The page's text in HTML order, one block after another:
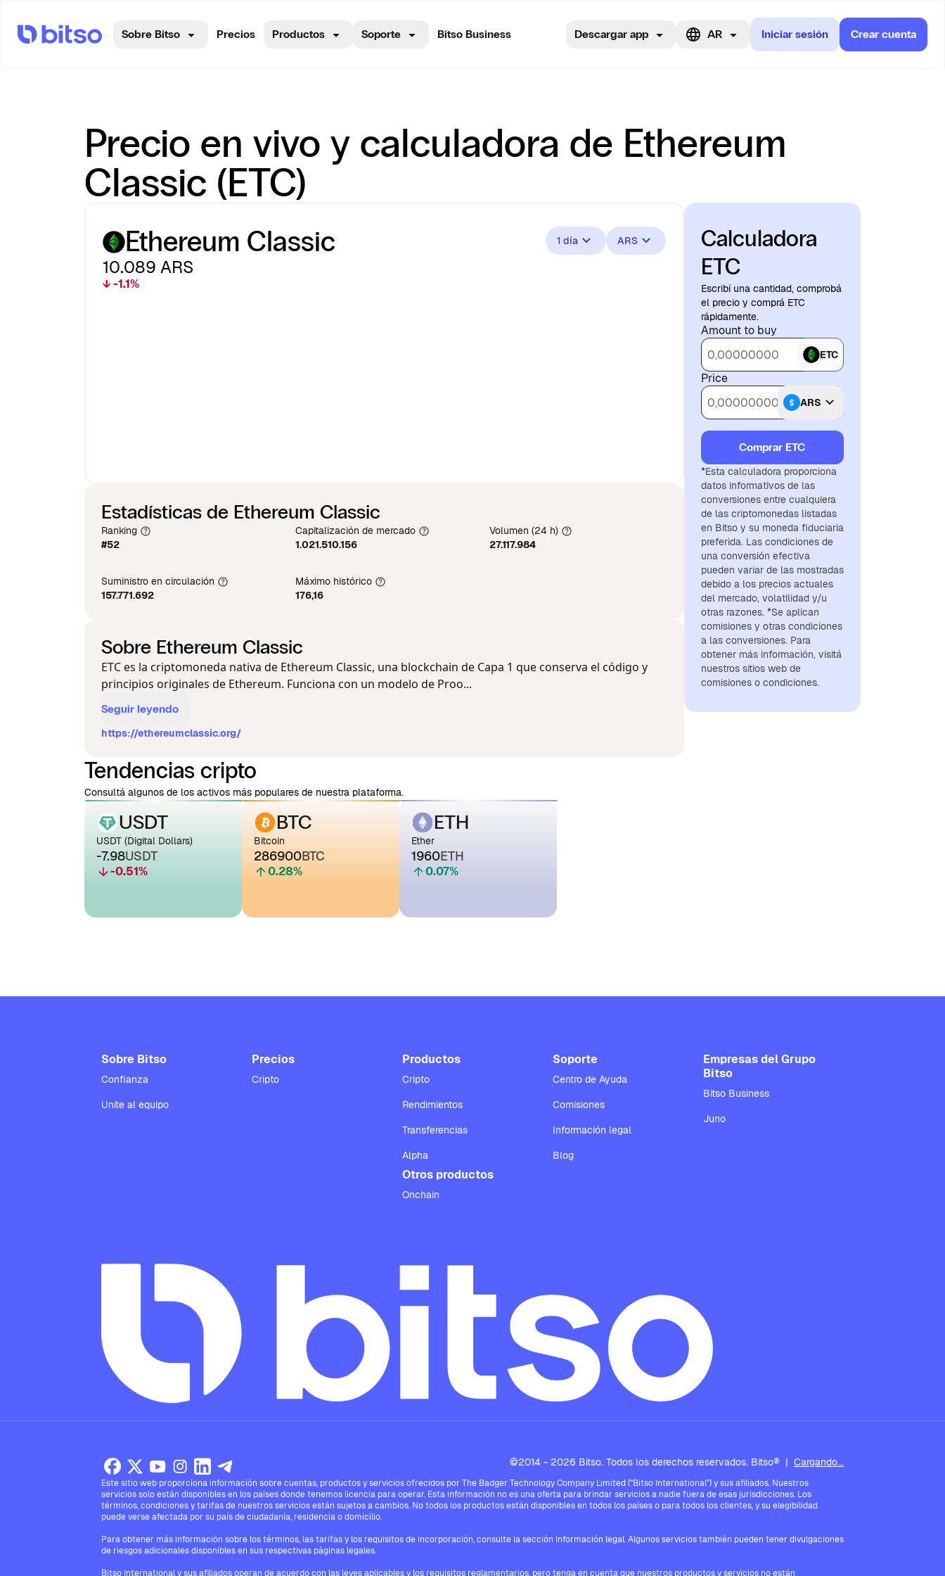
Sobre Bitso Precios Productos Soporte Bitso Business Descargar app AR Iniciar sesión Crear cuenta
Precio en vivo y calculadora de Ethereum
Classic (ETC)
Ethereum Classic
10.089 ARS
↓ -1.1%
1 día ARS
Estadísticas de Ethereum Classic
Ranking
#52
Capitalización de mercado
1.021.510.156
Volumen (24 h)
27.117.984
Suministro en circulación
157.771.692
Máximo histórico
176,16
Sobre Ethereum Classic
ETC es la criptomoneda nativa de Ethereum Classic, una blockchain de Capa 1 que conserva el código y
principios originales de Ethereum. Funciona con un modelo de Proo...
Seguir leyendo
https://ethereumclassic.org/
Calculadora
ETC
Escribí una cantidad, comprobá
el precio y comprá ETC
rápidamente.
Amount to buy
ETC
Price
ARS
Comprar ETC
*Esta calculadora proporciona
datos informativos de las
conversiones entre cualquiera
de las criptomonedas listadas
en Bitso y su moneda fiduciaria
preferida. Las condiciones de
una conversión efectiva
pueden variar de las mostradas
debido a los precios actuales
del mercado, volatilidad y/u
otras razones. *Se aplican
comisiones y otras condiciones
a las conversiones. Para
obtener más información, visitá
nuestros sitios web de
comisiones o condiciones.
Tendencias cripto
Consultá algunos de los activos más populares de nuestra plataforma.
USDT
USDT (Digital Dollars)
-7.98USDT
-0.51%
BTC
Bitcoin
286900BTC
0.28%
ETH
Ether
1960ETH
0.07%
Sobre Bitso
Confianza
Unite al equipo
Precios
Cripto
Productos
Cripto
Rendimientos
Transferencias
Alpha
Otros productos
Onchain
Soporte
Centro de Ayuda
Comisiones
Información legal
Blog
Empresas del Grupo
Bitso
Bitso Business
Juno
©2014 - 2026 Bitso. Todos los derechos reservados. Bitso® | Cargando...
Este sitio web proporciona información sobre cuentas, productos y servicios ofrecidos por The Badger Technology Company Limited ("Bitso International") y sus afiliados. Nuestros
servicios solo están disponibles en los países donde tenemos licencia para operar. Esta información no es una oferta para brindar servicios a nadie fuera de esas jurisdicciones. Los
términos, condiciones y tarifas de nuestros servicios están sujetos a cambios. No todos los productos están disponibles en todos los países o para todos los clientes, y su elegibilidad
puede verse afectada por su país de ciudadanía, residencia o domicilio.
Para obtener más información sobre los términos, las tarifas y los requisitos de incorporación, consulte la sección Información legal. Algunos servicios también pueden tener divulgaciones
de riesgos adicionales disponibles en sus respectivas páginas legales.
Bitso International y sus afiliados operan de acuerdo con las leyes aplicables y los requisitos reglamentarios, pero tenga en cuenta que nuestros productos y servicios no están